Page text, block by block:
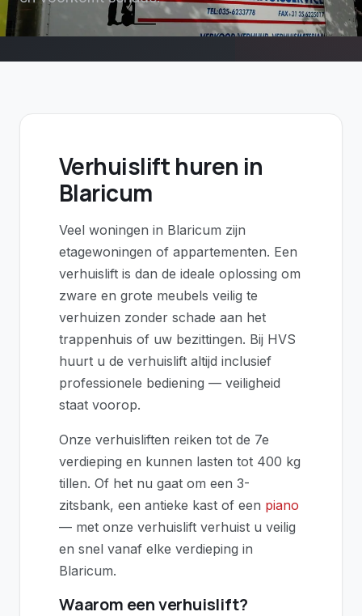
Verhuislift huren in
Blaricum
Veel woningen in Blaricum zijn
etagewoningen of appartementen. Een
verhuislift is dan de ideale oplossing om
zware en grote meubels veilig te
verhuizen zonder schade aan het
trappenhuis of uw bezittingen. Bij HVS
huurt u de verhuislift altijd inclusief
professionele bediening — veiligheid
staat voorop.
Onze verhuisliften reiken tot de 7e
verdieping en kunnen lasten tot 400 kg
tillen. Of het nu gaat om een 3-
zitsbank, een antieke kast of een piano
— met onze verhuislift verhuist u veilig
en snel vanaf elke verdieping in
Blaricum.
Waarom een verhuislift?